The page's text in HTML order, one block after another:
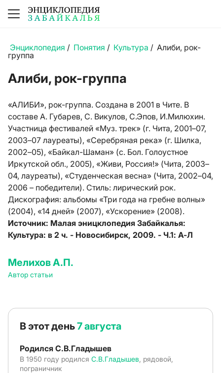
Энциклопедия / Понятия / Культура / Алиби, рок-
группа
Алиби, рок-группа
«АЛИБИ», рок-группа. Создана в 2001 в Чите. В
составе А. Губарев, С. Викулов, С.Эпов, И.Милюхин.
Участница фестивалей «Муз. трек» (г. Чита, 2001–07,
2003–07 лауреаты), «Серебряная река» (г. Шилка,
2002–05), «Байкал-Шаман» (с. Бол. Голоустное
Иркутской обл., 2005), «Живи, Россия!» (Чита, 2003–
04, лауреаты), «Студенческая весна» (Чита, 2002–04,
2006 – победители). Стиль: лирический рок.
Дискография: альбомы «Три года на гребне волны»
(2004), «14 дней» (2007), «Ускорение» (2008).
Источник: Малая эницклопедия Забайкалья:
Культура: в 2 ч. - Новосибирск, 2009. - Ч.1: А-Л
Мелихов А.П.
Автор статьи
В этот день7 августа
Родился С.В.Гладышев
В 1950 году родился С.В.Гладышев , рядовой,
пограничник